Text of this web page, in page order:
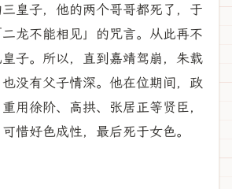
皇子，他的两个哥哥都死了，于
龙不能相见」的咒言。从此再不
子。所以，直到嘉靖驾崩，朱载
没有父子情深。他在位期间，政
用徐阶、高拱、张居正等贤臣，
惜好色成性，最后死于女色。